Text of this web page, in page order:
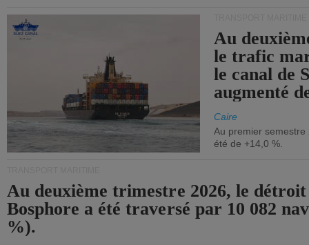
Au
le trafic
le canal de
augmenté
Caire
Au premier
été de +14,0 %.
Au deuxième trimestre 2026, le
Bosphore a été traversé par 10 082
%).